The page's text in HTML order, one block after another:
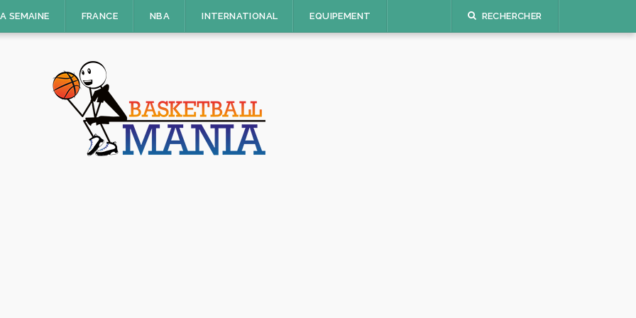
SEMAINE FRANCE NBA INTERNATIONAL EQUIPEMENT RECHERCHER